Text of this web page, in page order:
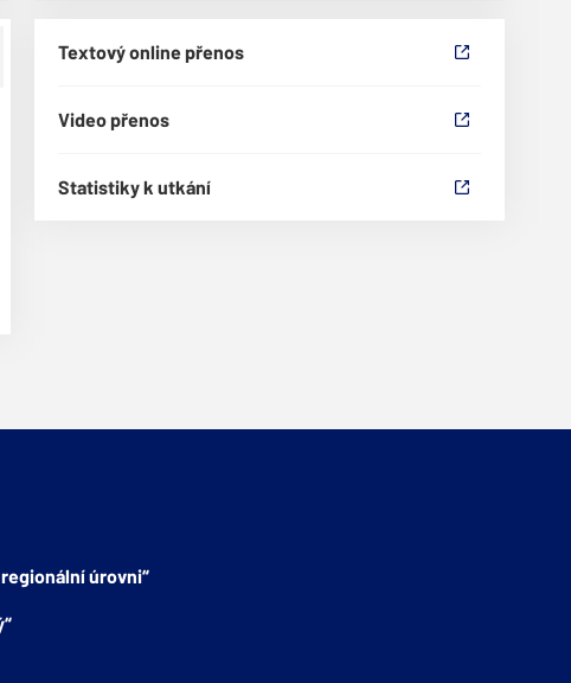
Textový online přenos
Video přenos
Statistiky k utkání
úrovni“